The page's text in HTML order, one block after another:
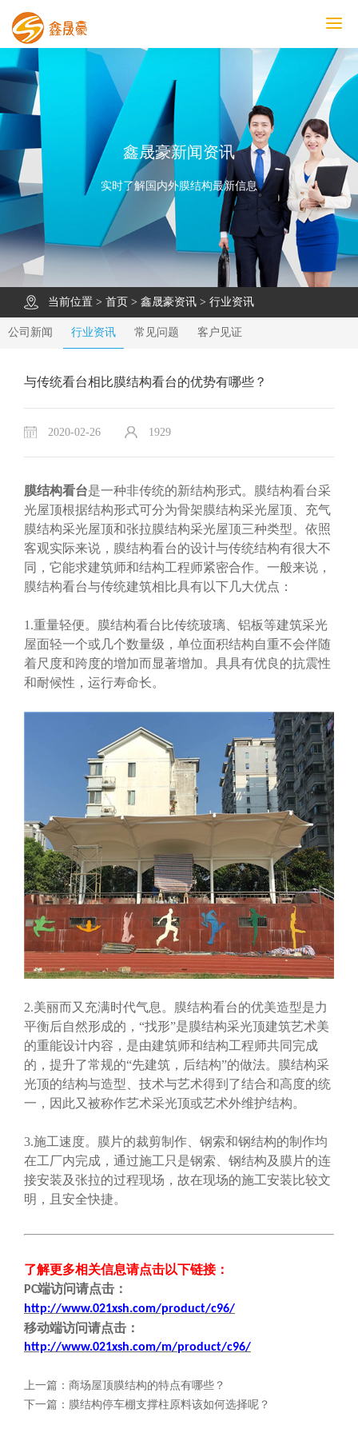
鑫晟豪首页
产品中心
工程案例
膜结构车棚
污水池反吊膜加盖
鑫晟豪资讯
关于鑫晟豪
联系鑫晟豪
鑫晟豪新闻资讯
实时了解国内外膜结构最新信息
当前位置 > 首页 > 鑫晟豪资讯 > 行业资讯
公司新闻 行业资讯 常见问题 客户见证
与传统看台相比膜结构看台的优势有哪些？
2020-02-26 1929
膜结构看台是一种非传统的新结构形式。膜结构看台采
光屋顶根据结构形式可分为骨架膜结构采光屋顶、充气
膜结构采光屋顶和张拉膜结构采光屋顶三种类型。依照
客观实际来说，膜结构看台的设计与传统结构有很大不
同，它能求建筑师和结构工程师紧密合作。一般来说，
膜结构看台与传统建筑相比具有以下几大优点：
1.重量轻便。膜结构看台比传统玻璃、铝板等建筑采光
屋面轻一个或几个数量级，单位面积结构自重不会伴随
着尺度和跨度的增加而显著增加。具具有优良的抗震性
和耐候性，运行寿命长。
2.美丽而又充满时代气息。膜结构看台的优美造型是力
平衡后自然形成的，“找形”是膜结构采光顶建筑艺术美
的重能设计内容，是由建筑师和结构工程师共同完成
的，提升了常规的“先建筑，后结构”的做法。膜结构采
光顶的结构与造型、技术与艺术得到了结合和高度的统
一，因此又被称作艺术采光顶或艺术外维护结构。
3.施工速度。膜片的裁剪制作、钢索和钢结构的制作均
在工厂内完成，通过施工只是钢索、钢结构及膜片的连
接安装及张拉的过程现场，故在现场的施工安装比较文
明，且安全快捷。
了解更多相关信息请点击以下链接：
PC端访问请点击 ：
http://www.021xsh.com/product/c96/
移动端访问请点击 ：
http://www.021xsh.com/m/product/c96/
上一篇： 商场屋顶膜结构的特点有哪些？
下一篇： 膜结构停车棚支撑柱原料该如何选择呢？